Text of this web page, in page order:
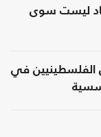
ليست سوى
الفلسطينيين في